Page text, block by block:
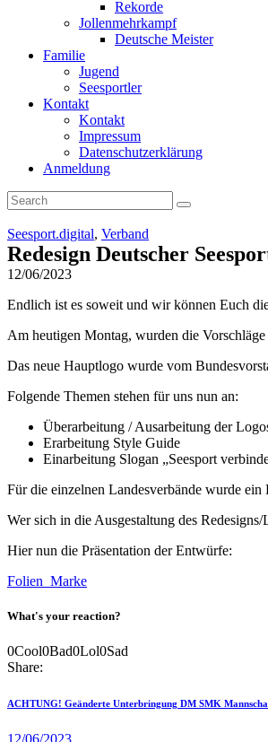
Rekorde
Jollenmehrkampf
Deutsche Meister
Familie
Jugend
Seesportler
Kontakt
Kontakt
Impressum
Datenschutzerklärung
Anmeldung
Seesport.digital, Verband
Redesign Deutscher
12/06/2023
Endlich ist es soweit und wir können Euch
Am heutigen Montag, wurden die
Das neue Hauptlogo wurde vom
Folgende Themen stehen für uns nun an:
Überarbeitung / Ausarbeitung der
Erarbeitung Style Guide
Einarbeitung Slogan „Seesport
Für die einzelnen Landesverbände wurde
Wer sich in die Ausgestaltung des
Hier nun die Präsentation der Entwürfe:
Folien_Marke
What's your reaction?
0Cool0Bad0Lol0Sad
Share:
Beitragsnavigation
Previous
ACHTUNG! Geänderte Unterbringung DM SMK